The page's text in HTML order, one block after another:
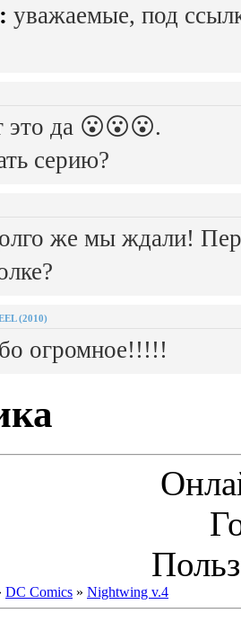
уважаемые, под
это да 😮😮😮.
серию?
же мы ждали!
(2010)
огромное!!!!!
DC Comics » Nightwing v.4